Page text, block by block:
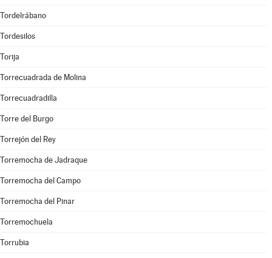
Tordelrábano
Tordesilos
Torija
Torrecuadrada de Molina
Torrecuadradilla
Torre del Burgo
Torrejón del Rey
Torremocha de Jadraque
Torremocha del Campo
Torremocha del Pinar
Torremochuela
Torrubia